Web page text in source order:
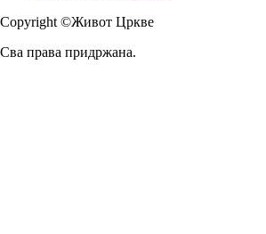
Copyright ©Живот Цркве
Сва права придржана.